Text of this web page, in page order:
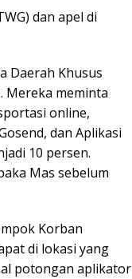
dan apel di
Daerah Khusus
Mereka meminta
online,
dan Aplikasi
10 persen.
Mas sebelum
Korban
di lokasi yang
potongan aplikator